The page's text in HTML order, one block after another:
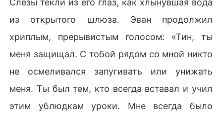
Слезы текли из его глаз, как хлынувшая вода
из открытого шлюза. Эван продолжил
хриплым, прерывистым голосом: «Тин, ты
меня защищал. С тобой рядом со мной никто
не осмеливался запугивать или унижать
меня. Ты был тем, кто всегда вставал и учил
этим ублюдкам уроки. Мне всегда было